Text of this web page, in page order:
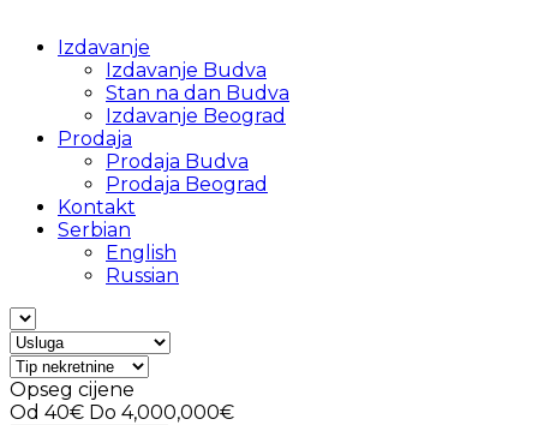
Izdavanje
Izdavanje Budva
Stan na dan Budva
Izdavanje Beograd
Prodaja
Prodaja Budva
Prodaja Beograd
Kontakt
Serbian
English
Russian
Opseg cijene
Od 40€ Do 4,000,000€